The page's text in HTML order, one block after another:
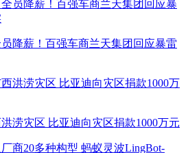
降薪！百强车商兰天集团回应暴雷
涝灾区 比亚迪向灾区捐款1000万元